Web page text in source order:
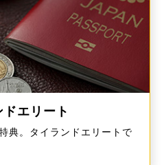
エリート
典。 タイランドエリートで